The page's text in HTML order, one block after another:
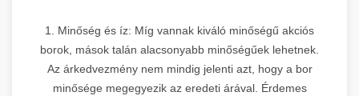
1. Minőség és íz: Míg vannak kiváló minőségű akciós
borok, mások talán alacsonyabb minőségűek lehetnek.
Az árkedvezmény nem mindig jelenti azt, hogy a bor
minősége megegyezik az eredeti árával. Érdemes